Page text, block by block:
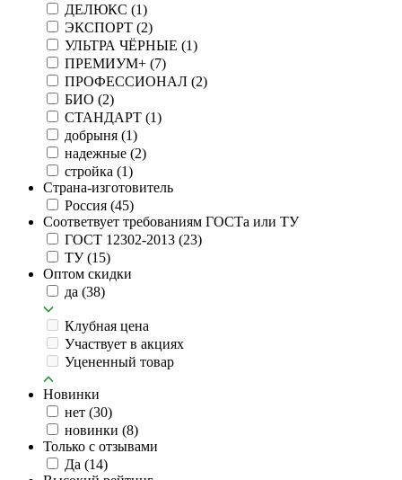
ДЕЛЮКС (1)
ЭКСПОРТ (2)
УЛЬТРА ЧЁРНЫЕ (1)
ПРЕМИУМ+ (7)
ПРОФЕССИОНАЛ (2)
БИО (2)
СТАНДАРТ (1)
добрыня (1)
надежные (2)
стройка (1)
Страна-изготовитель
Россия (45)
Соответвует требованиям ГОСТа или ТУ
ГОСТ 12302-2013 (23)
ТУ(15)
Оптом скидки
да (38)
Клубная цена
Участвует в акциях
Уцененный товар
Новинки
нет (30)
новинки (8)
Только с отзывами
Да (14)